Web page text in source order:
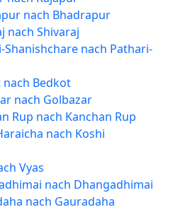
nach Bhadrapur
nach Shivaraj
nach Pathari-
Bedkot
nach Golbazar
Rup nach Kanchan Rup
nach Koshi
Vyas
nach Dhangadhimai
nach Gauradaha